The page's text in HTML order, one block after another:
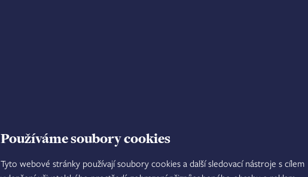
Používáme soubory cookies
Tyto webové stránky používají soubory cookies a další sledovací nástroje s cílem